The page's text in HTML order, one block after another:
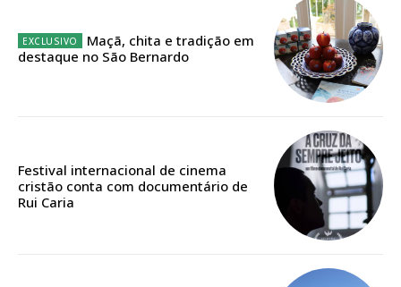
Edição em papel entregue à Quinta-feira em sua
Acesso aos conteúdos Exclusivos para
Ofertas para assinatura anual
Maçã, chita e tradição em
destaque no São Bernardo
Festival internacional de cinema
cristão conta com documentário de
Rui Caria